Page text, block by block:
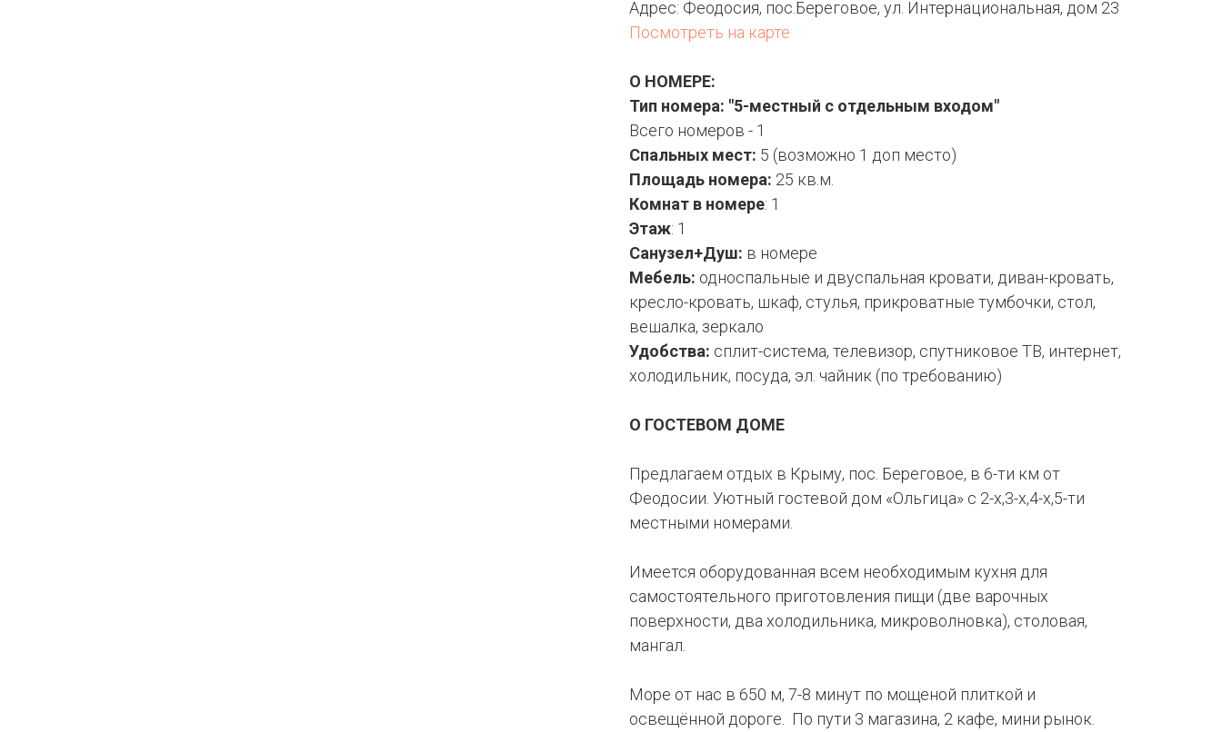
Адрес: Феодосия, пос.Береговое, ул. Интернациональная, дом 23
Посмотреть на карте
О НОМЕРЕ:
Тип номера: "5-местный с отдельным входом"
Всего номеров - 1
Спальных мест: 5 (возможно 1 доп место)
Площадь номера: 25 кв.м.
Комнат в номере: 1
Этаж: 1
Санузел+Душ: в номере
Мебель: односпальные и двуспальная кровати, диван-кровать,
кресло-кровать, шкаф, стулья, прикроватные тумбочки, стол,
вешалка, зеркало
Удобства: сплит-система, телевизор, спутниковое ТВ, интернет,
холодильник, посуда, эл. чайник (по требованию)
О ГОСТЕВОМ ДОМЕ
Предлагаем отдых в Крыму, пос. Береговое, в 6-ти км от
Феодосии. Уютный гостевой дом «Ольгица» с 2-х,3-х,4-х,5-ти
местными номерами.
Имеется оборудованная всем необходимым кухня для
самостоятельного приготовления пищи (две варочных
поверхности, два холодильника, микроволновка), столовая,
мангал.
Море от нас в 650 м, 7-8 минут по мощеной плиткой и
освещённой дороге. По пути 3 магазина, 2 кафе, мини рынок.